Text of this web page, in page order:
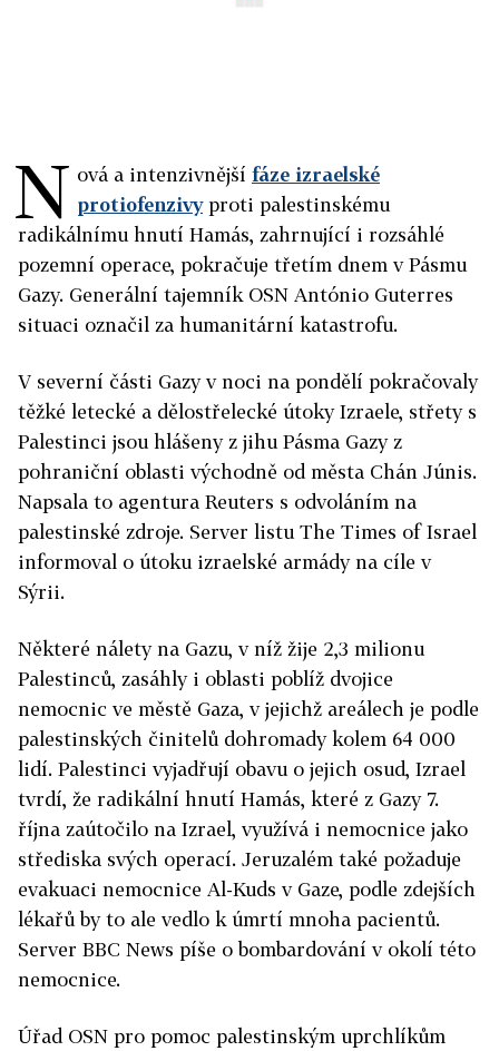
N ová a intenzivnější fáze izraelské
protiofenzivyproti palestinskému
radikálnímu hnutí Hamás, zahrnující i rozsáhlé
pozemní operace, pokračuje třetím dnem v Pásmu
Gazy. Generální tajemník OSN António Guterres
situaci označil za humanitární katastrofu.
V severní části Gazy v noci na pondělí pokračovaly
těžké letecké a dělostřelecké útoky Izraele, střety s
Palestinci jsou hlášeny z jihu Pásma Gazy z
pohraniční oblasti východně od města Chán Júnis.
Napsala to agentura Reuters s odvoláním na
palestinské zdroje. Server listu The Times of Israel
informoval o útoku izraelské armády na cíle v
Sýrii.
Některé nálety na Gazu, v níž žije 2,3 milionu
Palestinců, zasáhly i oblasti poblíž dvojice
nemocnic ve městě Gaza, v jejichž areálech je podle
palestinských činitelů dohromady kolem 64 000
lidí. Palestinci vyjadřují obavu o jejich osud, Izrael
tvrdí, že radikální hnutí Hamás, které z Gazy 7.
října zaútočilo na Izrael, využívá i nemocnice jako
střediska svých operací. Jeruzalém také požaduje
evakuaci nemocnice Al-Kuds v Gaze, podle zdejších
lékařů by to ale vedlo k úmrtí mnoha pacientů.
Server BBC News píše o bombardování v okolí této
nemocnice.
Úřad OSN pro pomoc palestinským uprchlíkům